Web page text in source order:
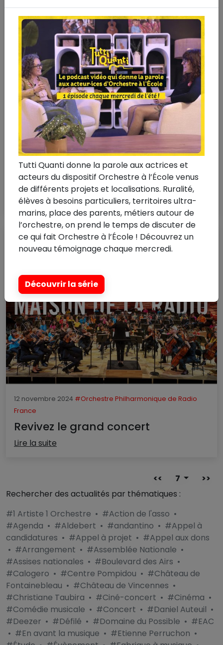
26 novembre 2024#Comédie musicale#Festival des Arts
À l'École
Une toile de maître
Lire la suite
12 novembre 2024 #Orchestre Philharmonique de Radio
France
Revivez le grand concert
Lire la suite
<< 7
>>
Rechercher des actualités par thématiques :
#1 Artiste 1 Orchestre • #Action de l'asso •
#Agenda • #Aldebert • #andantino • #Appel à
candidatures • #Appel à projet • #Appel aux dons
• #Arrangement • #Assemblée Nationale •
#Assises nationales • #Boulevard des Airs •
#Calogero • #Centre Pompidou • #Château de
Fontainebleau • #Château de Vincennes •
#Christiane Taubira • #Ciné-concert • #Cinéma •
#Comédie musicale • #Concert • #Daniel Auteuil •
#Deezer • #Défilé • #Domaine du Possible • #EAC
• #En avant la musique • #Etienne Perruchon •
Tutti Quanti donne la parole aux actrices et
acteurs du dispositif Orchestre à l’École venus
de différents projets et localisations. Ruralité,
élèves à besoins particuliers, territoires ultra-
marins, place des parents, métiers autour de
l’orchestre, on prend le temps de discuter de
ce qui fait Orchestre à l’École ! Découvrez un
nouveau témoignage chaque mercredi.
Découvrir la série